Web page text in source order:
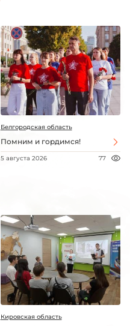
Белгородская область
Помним и гордимся!
5 августа 2026 77
Кировская область